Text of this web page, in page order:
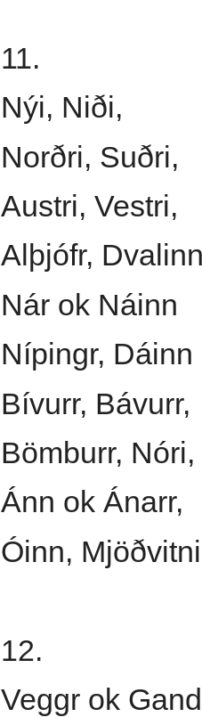
11.
Nýi, Niði,
Norðri, Suðri,
Austri, Vestri,
Alþjófr,
Nár ok Náinn
Nípingr, Dáinn
Bívurr, Bávurr,
Bömburr, Nóri,
Ánn ok Ánarr,
Óinn,
12.
Veggr ok